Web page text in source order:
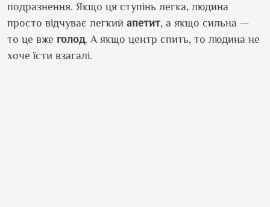
подразнення. Якщо ця ступінь легка, людина
просто відчуває легкий апетит, а якщо сильна —
то це вже голод. А якщо центр спить, то людина не
хоче їсти взагалі.